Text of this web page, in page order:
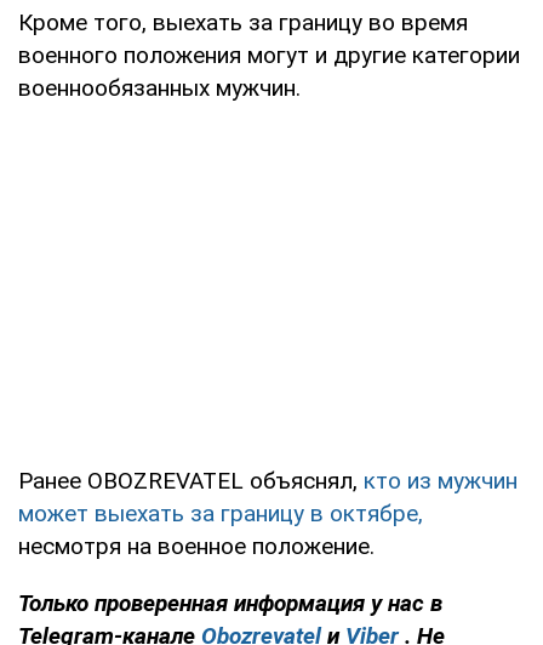
Кроме того, выехать за границу во время
военного положения могут и другие категории
военнообязанных мужчин.
Ранее OBOZREVATEL объяснял, кто из мужчин
может выехать за границу в октябре,
несмотря на военное положение.
Только проверенная информация у нас в
Telegram-канале Obozrevatel и Viber . Не